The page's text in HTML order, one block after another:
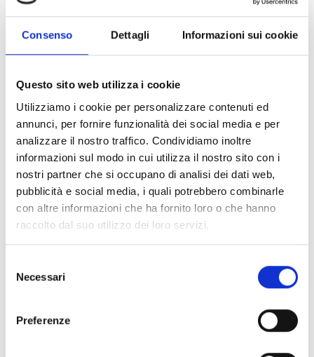
Consenso Dettagli Informazioni sui cookie
Questo sito web utilizza i cookie
Utilizziamo i cookie per personalizzare contenuti ed
annunci, per fornire funzionalità dei social media e per
analizzare il nostro traffico. Condividiamo inoltre
informazioni sul modo in cui utilizza il nostro sito con i
nostri partner che si occupano di analisi dei dati web,
pubblicità e social media, i quali potrebbero combinarle
con altre informazioni che ha fornito loro o che hanno
raccolto dal suo utilizzo dei loro servizi.
delNecessari
Preferenze
-40%